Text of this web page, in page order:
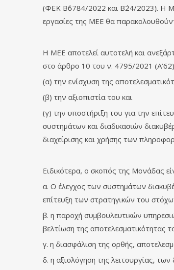
(ΦΕΚ Β΄6784/2022 και Β΄24/2023). H
εργασίες της ΜΕΕ θα
Η ΜΕΕ αποτελεί αυτοτελή και
στο άρθρο 10 του ν. 4795/2021
(α) την ενίσχυση της
(β) την αξιοπιστία του και
(γ) την υποστήριξη του για την
συστημάτων και διαδικασιών
διαχείρισης και χρήσης των
Ειδικότερα, ο σκοπός της Μονάδας
α. Ο έλεγχος των συστημάτων
επίτευξη των στρατηγικών του
β. η παροχή συμβουλευτικών
βελτίωση της αποτελεσματικότητας
γ. η διασφάλιση της ορθής,
δ. η αξιολόγηση της λειτουργίας,